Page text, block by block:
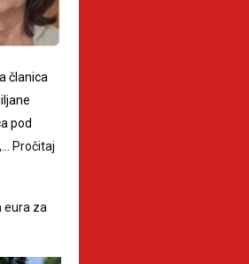
članica
pod
Pročitaj
eura za